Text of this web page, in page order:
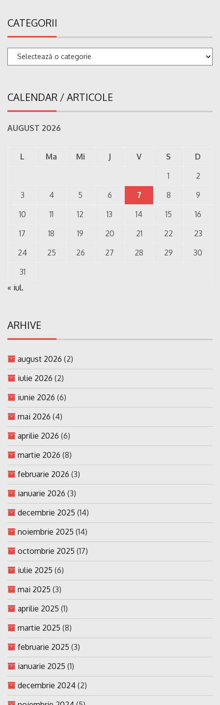
CATEGORII
Categorii
CALENDAR / ARTICOLE
AUGUST 2026
L Ma Mi J V S
D
1
2
3
4 5 6 7 8
9
10
11 12 13 14 15
16
17
18 19 20 21 22
23
24
25 26 27 28 29
30
31
« iul.
ARHIVE
august 2026 (2)
iulie 2026 (2)
iunie 2026 (6)
mai 2026 (4)
aprilie 2026 (6)
martie 2026 (8)
februarie 2026 (3)
ianuarie 2026 (3)
decembrie 2025 (14)
noiembrie 2025 (14)
octombrie 2025 (17)
iulie 2025 (6)
mai 2025 (3)
aprilie 2025 (1)
martie 2025 (8)
februarie 2025 (3)
ianuarie 2025 (1)
decembrie 2024 (2)